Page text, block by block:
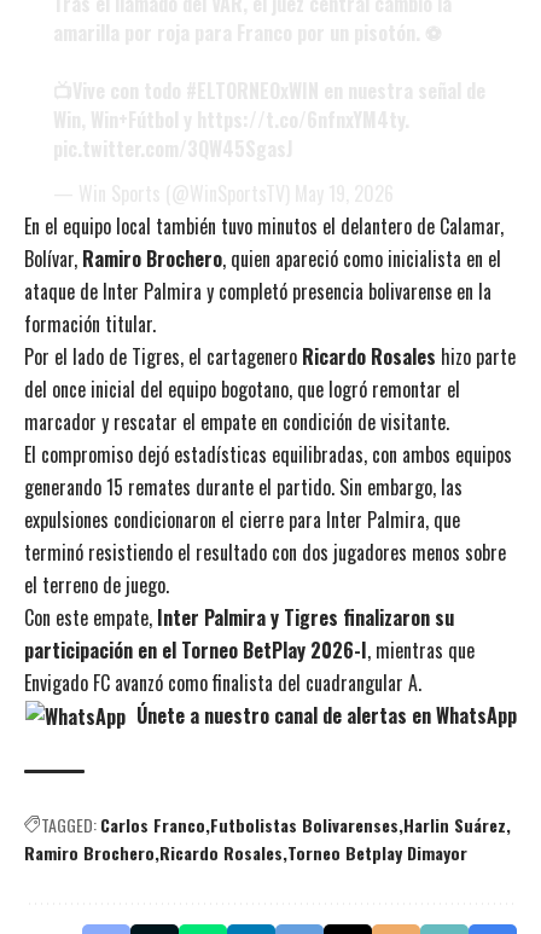
En el equipo local también tuvo minutos el delantero de Calamar,
Bolívar, Ramiro Brochero, quien apareció como inicialista en el
ataque de Inter Palmira y completó presencia bolivarense en la
formación titular.
Por el lado de Tigres, el cartagenero Ricardo Rosales hizo parte
del once inicial del equipo bogotano, que logró remontar el
marcador y rescatar el empate en condición de visitante.
El compromiso dejó estadísticas equilibradas, con ambos equipos
generando 15 remates durante el partido. Sin embargo, las
expulsiones condicionaron el cierre para Inter Palmira, que
terminó resistiendo el resultado con dos jugadores menos sobre
el terreno de juego.
Con este empate, Inter Palmira y Tigres finalizaron su
participación en el Torneo BetPlay 2026-I, mientras que
Envigado FC avanzó como finalista del cuadrangular A.
Únete a nuestro canal de alertas en WhatsApp
TAGGED:Carlos Franco Futbolistas Bolivarenses Harlin Suárez
Ramiro Brochero Ricardo Rosales Torneo Betplay Dimayor